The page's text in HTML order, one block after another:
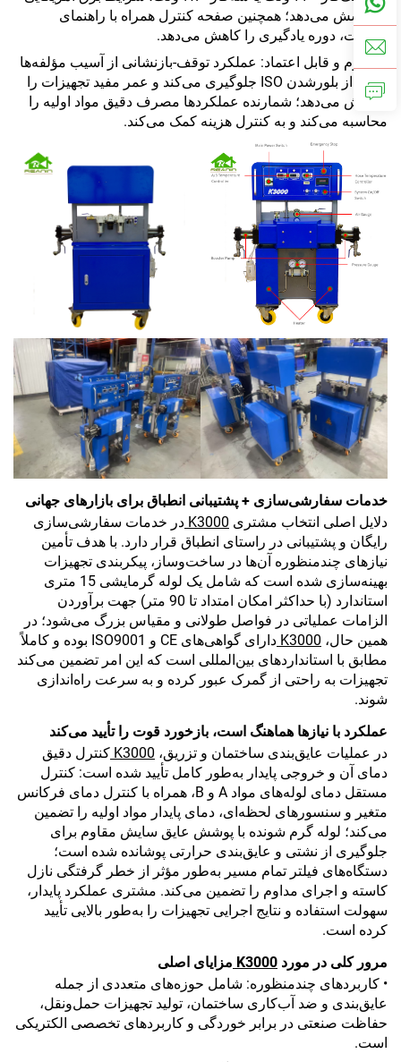
را پوشش می‌دهد؛ همچنین صفحه کنترل همراه با راهنمای
عملیات، دوره یادگیری را کاهش می‌دهد.
• مقاوم و قابل اعتماد: عملکرد توقف-بازنشانی از آسیب مؤلفه‌ها
ناشی از بلورشدن ISO جلوگیری می‌کند و عمر مفید تجهیزات را
افزایش می‌دهد؛ شمارنده عملکردها مصرف دقیق مواد اولیه را
محاسبه می‌کند و به کنترل هزینه کمک می‌کند.
خدمات سفارشی‌سازی + پشتیبانی انطباق برای بازارهای جهانی
دلایل اصلی انتخاب مشتری K3000 در خدمات سفارشی‌سازی
رایگان و پشتیبانی در راستای انطباق قرار دارد. با هدف تأمین
نیازهای چندمنظوره آن‌ها در ساخت‌وساز، پیکربندی تجهیزات
بهینه‌سازی شده است که شامل یک لوله گرمایشی 15 متری
استاندارد (با حداکثر امکان امتداد تا 90 متر) جهت برآوردن
الزامات عملیاتی در فواصل طولانی و مقیاس بزرگ می‌شود؛ در
همین حال، K3000
دارای گواهی‌های CE و ISO9001 بوده و کاملاً
مطابق با استانداردهای بین‌المللی است که این امر تضمین می‌کند
تجهیزات به راحتی از گمرک عبور کرده و به سرعت راه‌اندازی
شوند.
عملکرد با نیازها هماهنگ است، بازخورد قوت را تأیید می‌کند
در عملیات عایق‌بندی ساختمان و تزریق، K3000 کنترل دقیق
دمای آن و خروجی پایدار به‌طور کامل تأیید شده است: کنترل
مستقل دمای لوله‌های مواد A و B، همراه با کنترل دمای فرکانس
متغیر و سنسورهای لحظه‌ای، دمای پایدار مواد اولیه را تضمین
می‌کند؛ لوله گرم شونده با پوشش عایق سایش‌ مقاوم برای
جلوگیری از نشتی و عایق‌بندی حرارتی پوشانده شده است؛
دستگاه‌های فیلتر تمام مسیر به‌طور مؤثر از خطر گرفتگی نازل
کاسته و اجرای مداوم را تضمین می‌کند. مشتری عملکرد پایدار،
سهولت استفاده و نتایج اجرایی تجهیزات را به‌طور بالایی تأیید
کرده است.
مرور کلی در مورد K3000 مزایای اصلی
• کاربردهای چندمنظوره: شامل حوزه‌های متعددی از جمله
عایق‌بندی و ضد آب‌کاری ساختمان، تولید تجهیزات حمل‌ونقل،
حفاظت صنعتی در برابر خوردگی و کاربردهای تخصصی الکتریکی
است.